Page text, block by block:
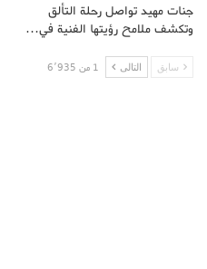
جنات مهيد تواصل رحلة التألق
وتكشف ملامح رؤيتها الفنية في…
سابق التالى 1 من 6٬935